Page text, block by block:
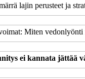
lajin perusteet ja
Miten vedonlyönti
ei kannata jättää